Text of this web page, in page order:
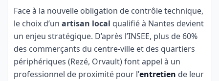
Face à la nouvelle obligation de contrôle technique,
le choix d’un artisan local qualifié à Nantes devient
un enjeu stratégique. D’après l’INSEE, plus de 60%
des commerçants du centre-ville et des quartiers
périphériques (Rezé, Orvault) font appel à un
professionnel de proximité pour l’entretien de leur